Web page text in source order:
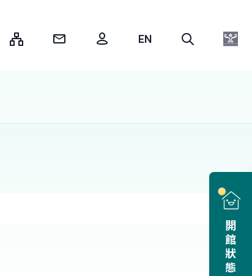
開館狀態